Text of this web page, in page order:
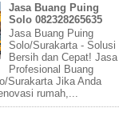
Jasa Buang Puing
Solo 082328265635
Jasa Buang Puing
Solo/Surakarta - Solusi
Bersih dan Cepat! Jasa
Profesional Buang
Surakarta Jika Anda
rumah,...